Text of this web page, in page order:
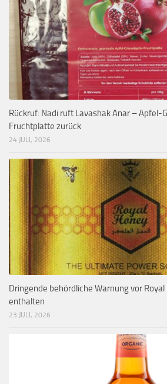
Rückruf: Nadi ruft Lavashak Anar – Apfel-
Fruchtplatte zurück
24 JULI, 2026
Dringende behördliche Warnung vor
enthalten
23 JULI, 2026